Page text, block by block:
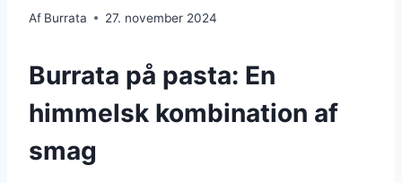
Af Burrata 27. november 2024
Burrata på pasta: En
himmelsk kombination af
smag